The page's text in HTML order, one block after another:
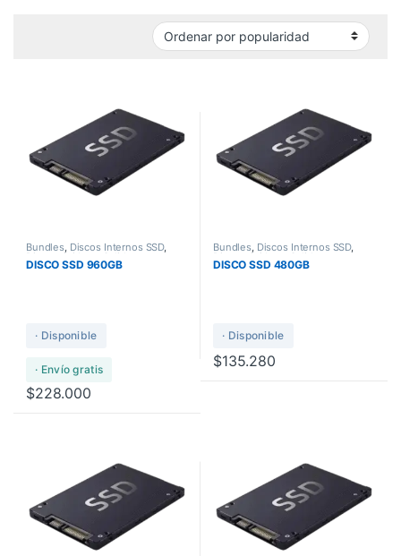
Bundles, Discos Internos SSD,
Discos rigidos y Solidos
DISCO SSD 960GB
· Disponible
· Envío gratis
$228.000
Bundles, Discos Internos SSD,
Discos rigidos y Solidos
DISCO SSD 480GB
· Disponible
$135.280